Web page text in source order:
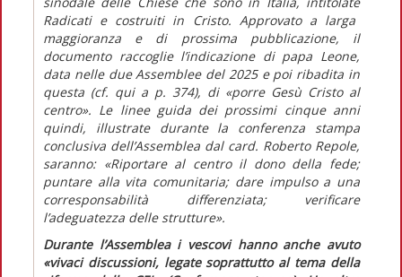
Radicati e costruiti in Cristo. Approvato a larga
maggioranza e di prossima pubblicazione, il
documento raccoglie l’indicazione di papa Leone,
data nelle due Assemblee del 2025 e poi ribadita in
questa (cf. qui a p. 374), di «porre Gesù Cristo al
centro». Le linee guida dei prossimi cinque anni
quindi, illustrate durante la conferenza stampa
conclusiva dell’Assemblea dal card. Roberto Repole,
saranno:«Riportare al centro il dono della fede;
puntare alla vita comunitaria; dare impulso a una
corresponsabilità differenziata; verificare
l’adeguatezza delle strutture».
Durante l’Assemblea i vescovi hanno anche avuto
«vivaci discussioni, legate soprattutto al tema della